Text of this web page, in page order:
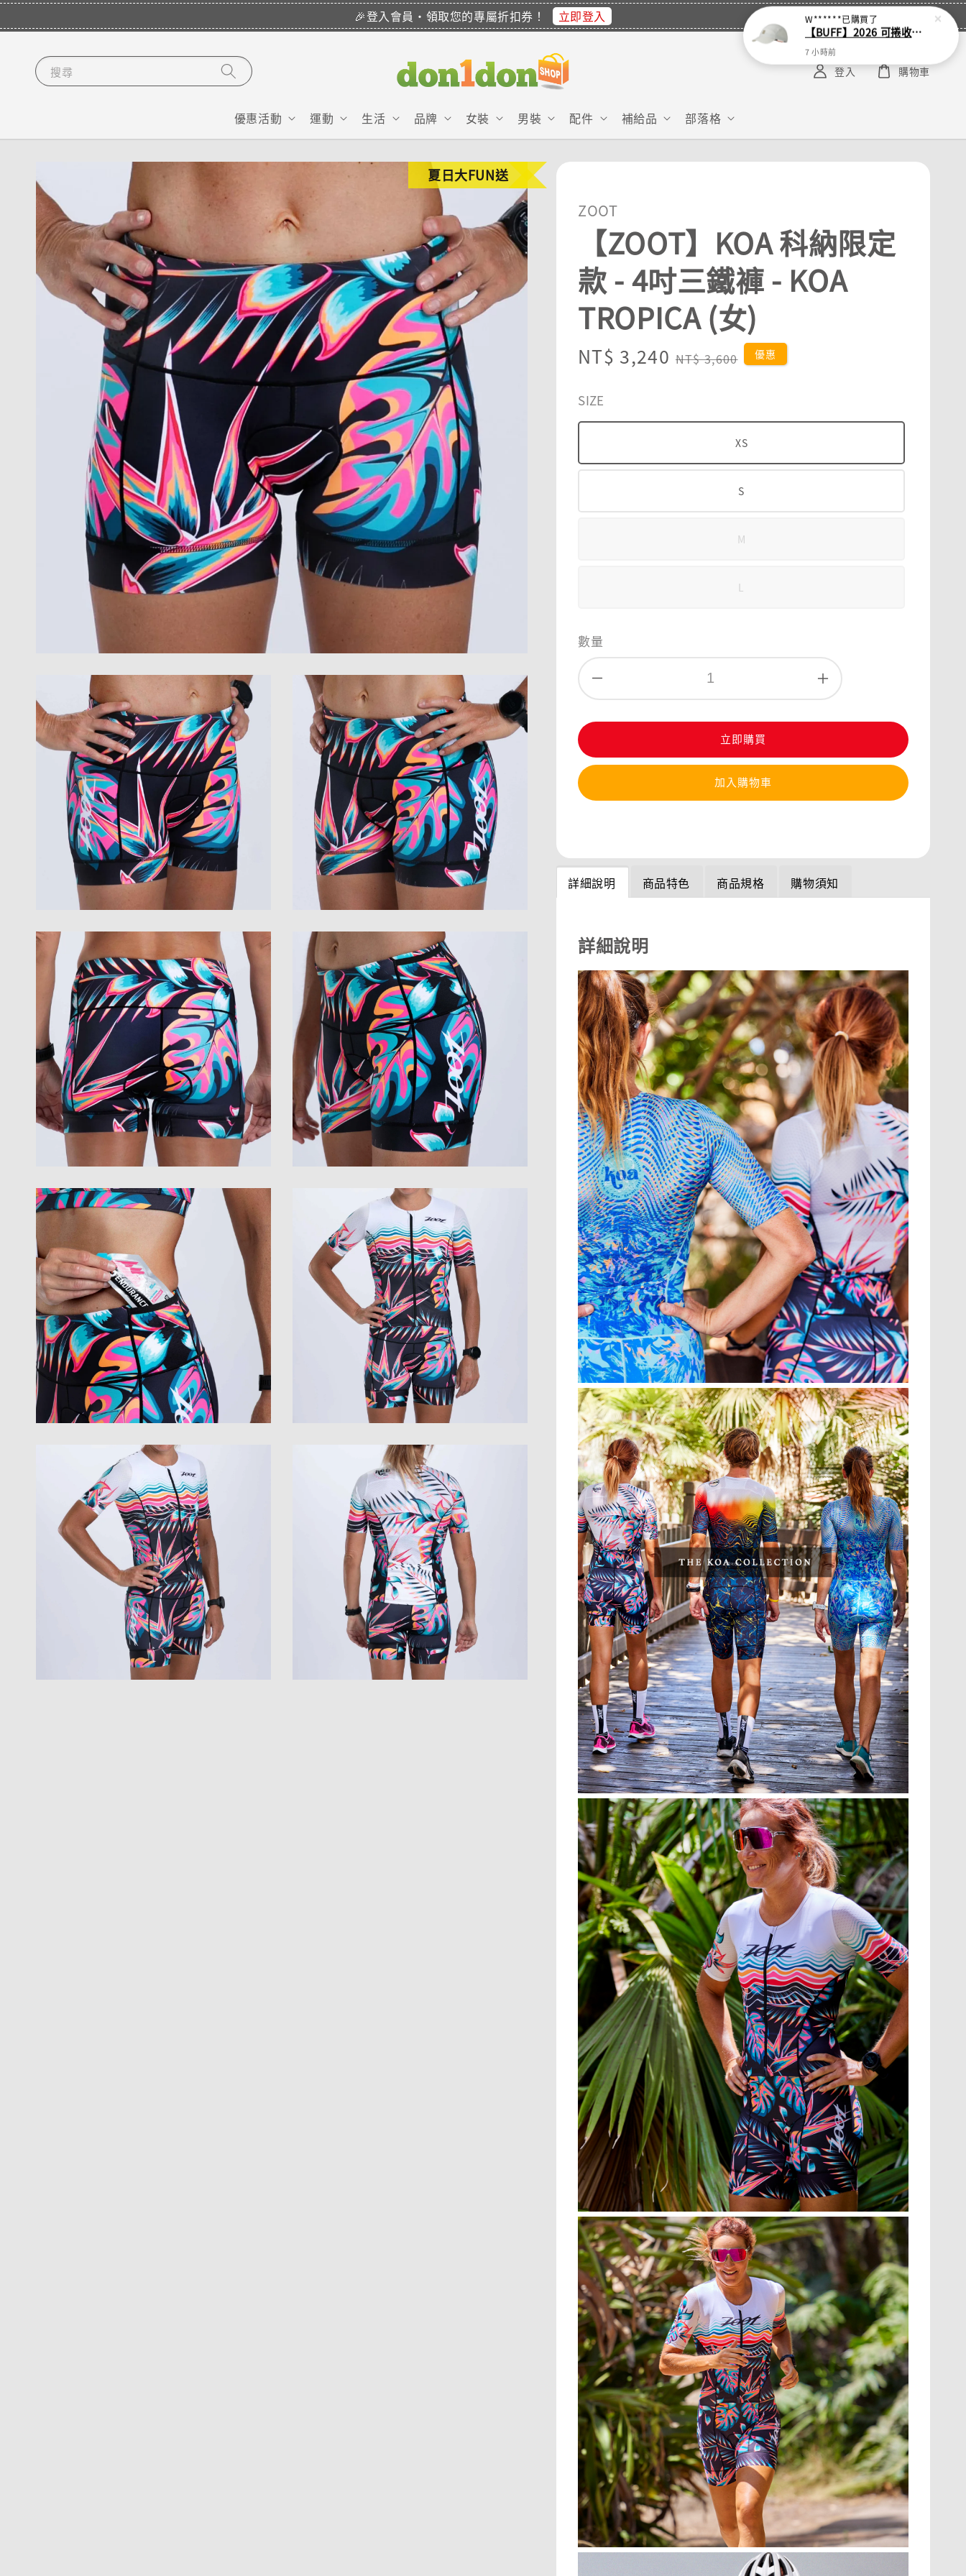
🎉登入會員・領取您的專屬折扣券！ 立即登入
搜尋
優惠活動 運動 生活 品牌 女裝 男裝 配件 補給品 部落格
登入 購物車
夏日大FUN送
ZOOT
【ZOOT】KOA 科納限定
款 - 4吋三鐵褲 - KOA
TROPICA (女)
Sale
NT$ 3,240 Regular
NT$ 3,600 優惠
SIZE
XS
S
M
L
數量
立即購買
加入購物車
詳細說明 商品特色 商品規格 購物須知
詳細說明
W******已購買了
【BUFF】2026 可捲收跑帽
7 小時前